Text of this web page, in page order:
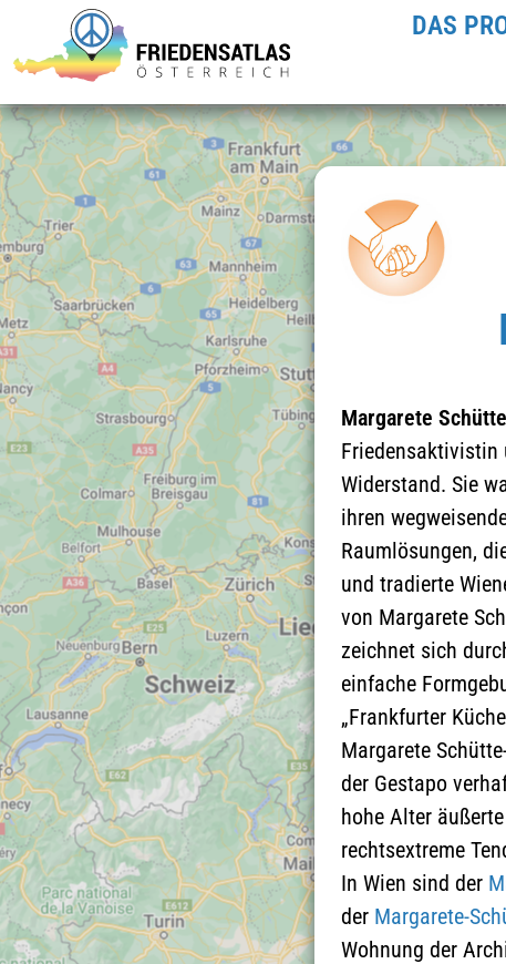
DAS
Margarete
Friedensaktivistin
Widerstand. Sie
ihren
Raumlösungen,
und tradierte
von Margarete
zeichnet sich
einfache
„Frankfurter
Margarete
der Gestapo
hohe Alter
rechtsextreme
In Wien sind der
der Margarete-
Wohnung der